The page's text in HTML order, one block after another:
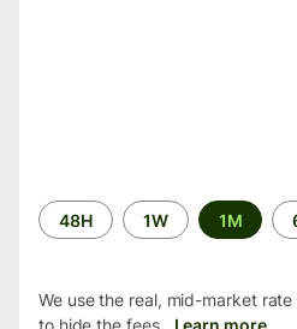
Time
period
48H 1W 1M
We use the real, mid-market